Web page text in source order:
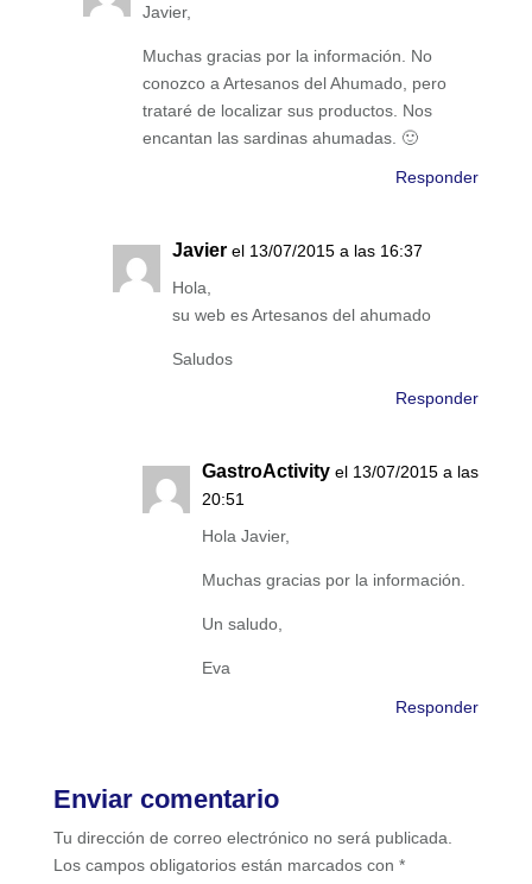
Javier,
Muchas gracias por la información. No
conozco a Artesanos del Ahumado, pero
trataré de localizar sus productos. Nos
encantan las sardinas ahumadas. 🙂
Responder
Javier el 13/07/2015 a las 16:37
Hola,
su web es Artesanos del ahumado
Saludos
Responder
GastroActivity el 13/07/2015 a las
20:51
Hola Javier,
Muchas gracias por la información.
Un saludo,
Eva
Responder
Enviar comentario
Tu dirección de correo electrónico no será publicada.
Los campos obligatorios están marcados con *